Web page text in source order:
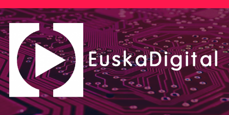
Saltar
al
contenido